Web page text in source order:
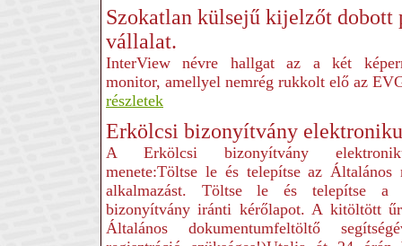
Szokatlan külsejű kijelzőt dobott
vállalat.
InterView névre hallgat az a két
monitor, amellyel nemrég rukkolt elő az
részletek
Erkölcsi bizonyítvány
A Erkölcsi bizonyítvány
menete:Töltse le és telepítse az Általános
alkalmazást. Töltse le és telepítse a
bizonyítvány iránti kérőlapot. A kitöltött
Általános dokumentumfeltöltő